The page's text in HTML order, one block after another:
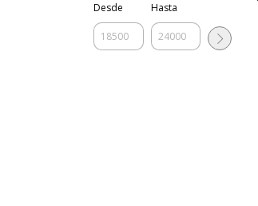
Desde Hasta